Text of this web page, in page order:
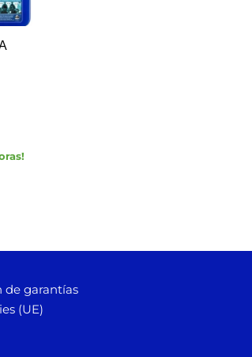
de garantías
(UE)